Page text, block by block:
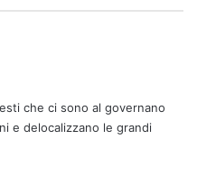
che ci sono al governano
e delocalizzano le grandi